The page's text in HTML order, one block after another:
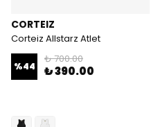
CORTEIZ
Corteiz Allstarz Atlet
%44
₺ 700.00
₺ 390.00